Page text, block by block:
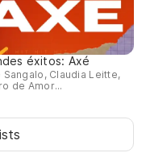
éxitos: Axé
Sangalo, Claudia Leitte,
de Amor...